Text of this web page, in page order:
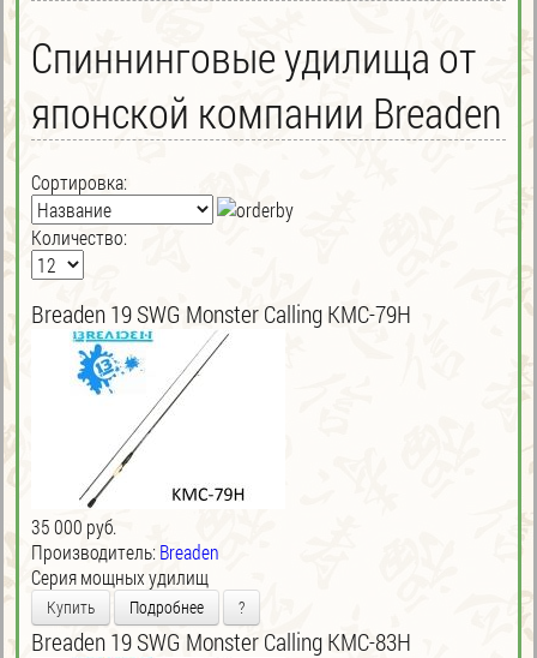
Спиннинговые удилища от
японской компании Breaden
Сортировка:
Количество:
Breaden 19 SWG Monster Calling KMC-79H
35 000 руб.
Производитель:Breaden
Серия мощных удилищ
Купить Подробнее ?
Breaden 19 SWG Monster Calling KMC-83H